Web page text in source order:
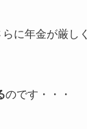
に年金が厳しく
のです・・・